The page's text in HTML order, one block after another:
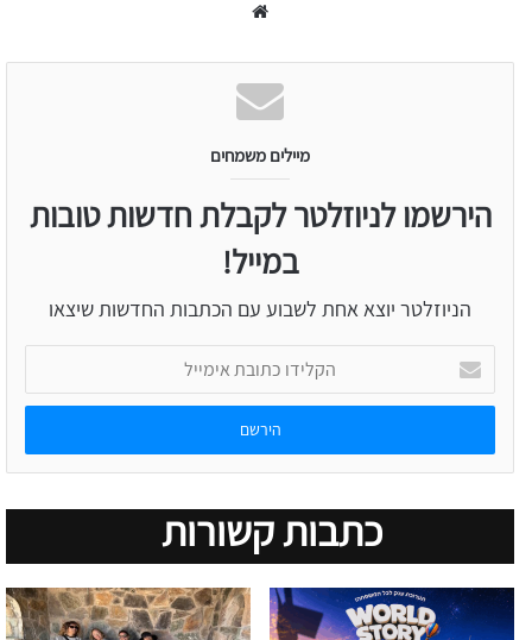
מיילים משמחים
הירשמו לניוזלטר לקבלת חדשות טובות
במייל!
הניוזלטר יוצא אחת לשבוע עם הכתבות החדשות שיצאו
הקלידו
כתובת
אימייל
כתבות קשורות